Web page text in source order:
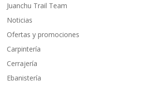
Juanchu Trail Team
Noticias
Ofertas y promociones
Carpintería
Cerrajería
Ebanistería